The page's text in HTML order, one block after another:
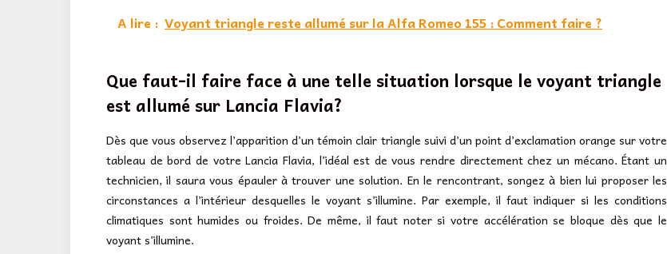
A lire : Voyant triangle reste allumé sur la Alfa Romeo 155 : Comment faire ?
Que faut-il faire face à une telle situation lorsque le voyant triangle
est allumé sur Lancia Flavia?
Dès que vous observez l’apparition d’un témoin clair triangle suivi d’un point d’exclamation orange sur votre
tableau de bord de votre Lancia Flavia, l’idéal est de vous rendre directement chez un mécano. Étant un
technicien, il saura vous épauler à trouver une solution. En le rencontrant, songez à bien lui proposer les
circonstances a l’intérieur desquelles le voyant s’illumine. Par exemple, il faut indiquer si les conditions
climatiques sont humides ou froides. De même, il faut noter si votre accélération se bloque dès que le
voyant s’illumine.